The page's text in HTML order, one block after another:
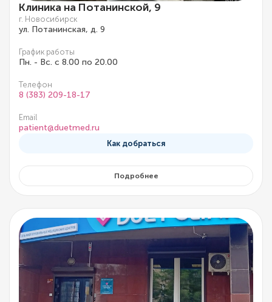
Клиника на Потанинской, 9
г. Новосибирск
ул. Потанинская, д. 9
График работы
Пн. - Вс. с 8.00 по 20.00
Телефон
8 (383) 209-18-17
Email
patient@duetmed.ru
Как добраться
Подробнее